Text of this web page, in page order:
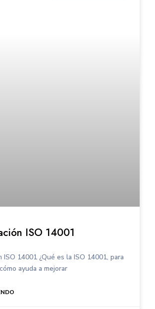
ISO 14001
ISO 14001 ¿Qué es la ISO 14001, para
ayuda a mejorar